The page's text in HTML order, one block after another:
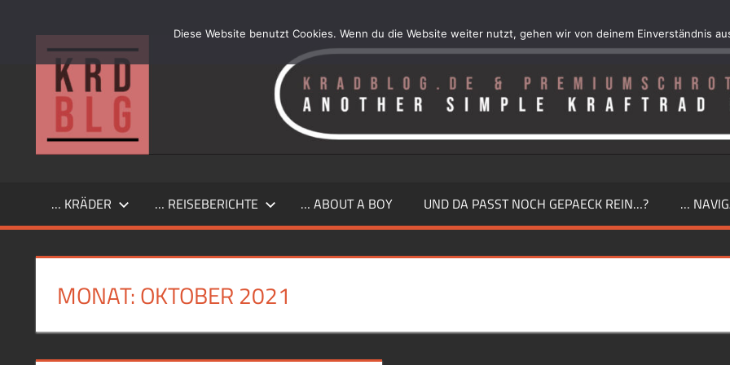
…
another
simple
Kraftrad
… KRÄDER … REISEBERICHTE … ABOUT A BOY UND DA PASST NOCH GEPAECK REIN…? …
MONAT:OKTOBER 2021
Diese Website benutzt Cookies. Wenn du die Website weiter nutzt, gehen wir von deinem Einverständnis